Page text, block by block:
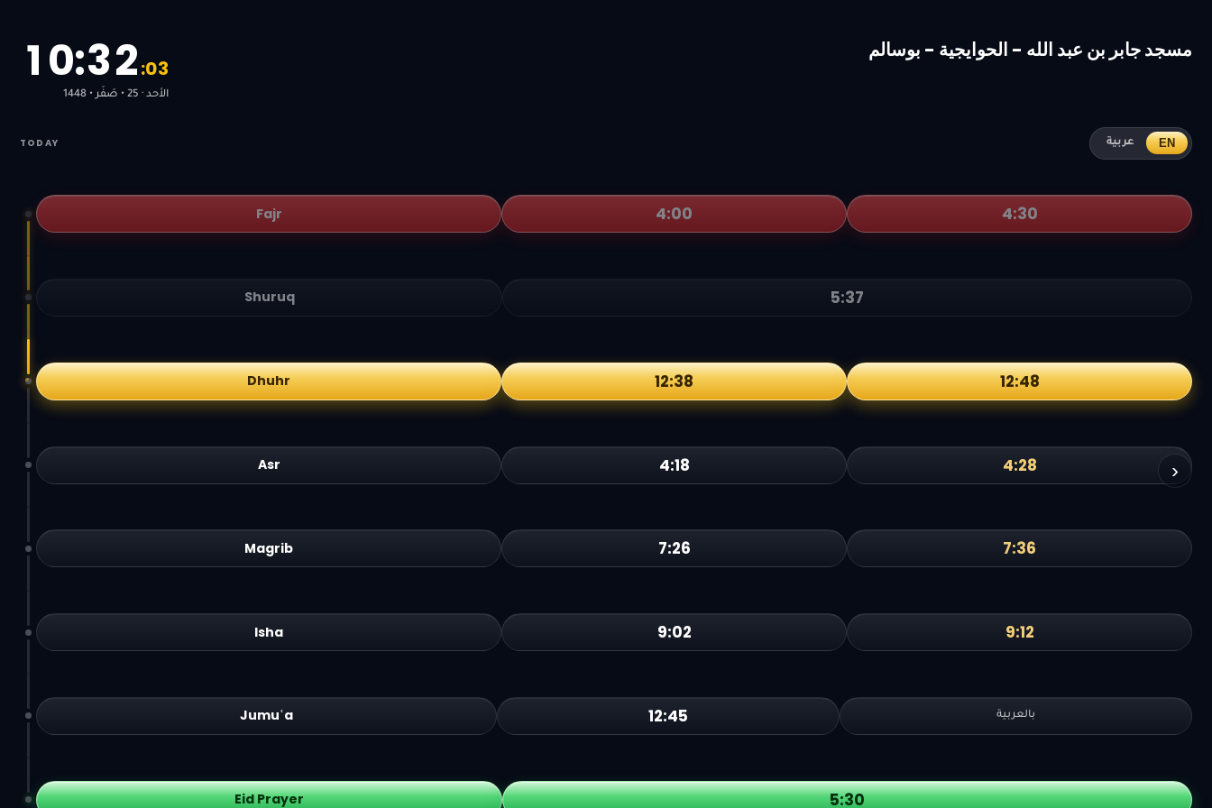
10:32:04
الأحد · 25 • صَفَر • 1448
مسجد جابر بن عبد الله - الحوايجية - بوسالم
TODAY عربية EN
›
Fajr 4:00 4:30
Shuruq 5:37
Dhuhr 12:38 12:48
Asr 4:18 4:28
Magrib 7:26 7:36
Isha 9:02 9:12
Jumuʿa 12:45 بالعربية
Eid Prayer 5:30